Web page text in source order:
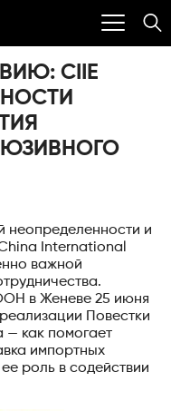
CIIE
неопределенности и
International
важной
в Женеве 25 июня
Повестки
как помогает
импортных
роль в содействии